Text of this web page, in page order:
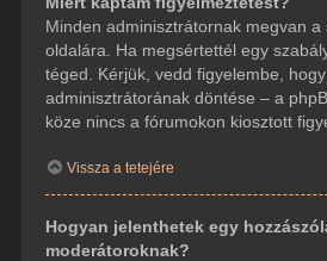
Minden adminisztrátornak megvan
oldalára. Ha megsértettél egy
téged. Kérjük, vedd figyelembe,
adminisztrátorának döntése – a
köze nincs a fórumokon kiosztott
Vissza a tetejére
Hogyan jelenthetek egy
moderátoroknak?